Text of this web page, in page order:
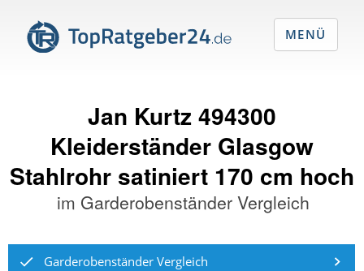
Jan Kurtz 494300
Kleiderständer Glasgow
Stahlrohr satiniert 170 cm hoch
im Garderobenständer Vergleich
Garderobenständer Vergleich
MENÜ